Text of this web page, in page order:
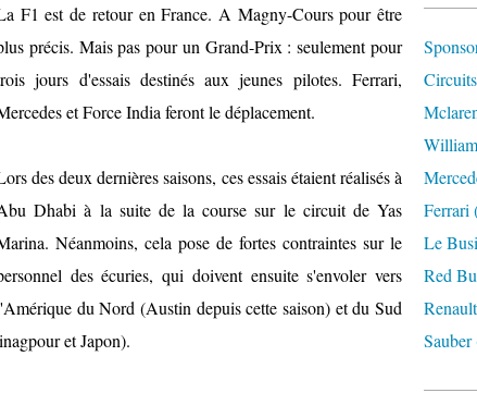
F1 est de retour en France. A Magny-Cours pour être
précis. Mais pas pour un Grand-Prix : seulement pour
jours d'essais destinés aux jeunes pilotes. Ferrari,
et Force India feront le déplacement.
des deux dernières saisons, ces essais étaient réalisés à
Dhabi à la suite de la course sur le circuit de Yas
Néanmoins, cela pose de fortes contraintes sur le
des écuries, qui doivent ensuite s'envoler vers
du Nord (Austin depuis cette saison) et du Sud
et Japon).
Circuits
Ferrari
Le
Red
Renault
Sauber